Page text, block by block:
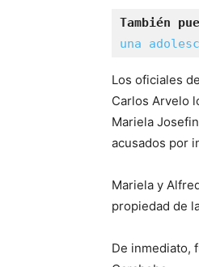
También
una
Los oficiales
Carlos Arvelo
Mariela
acusados por
Mariela y
propiedad de
De inmediato,